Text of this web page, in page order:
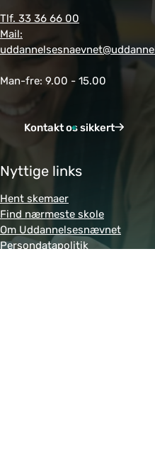
Tlf. 33 36 66 00
Mail:
Man-fre: 9.00 - 15.00
Kontakt os sikkert
Nyttige links
Hent skemaer
Find nærmeste skole
Om Uddannelsesnævnet
Persondatapolitik